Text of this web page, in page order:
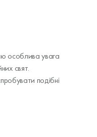
особлива увага
свят.
подібні